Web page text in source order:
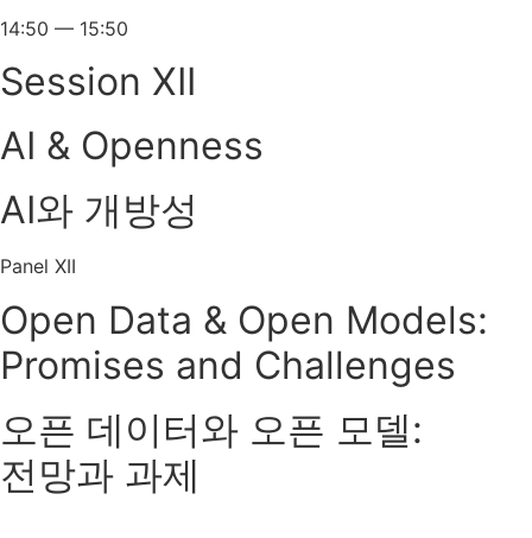
14:50 — 15:50
Session XII
AI & Openness
AI와 개방성
Panel XII
Open Data & Open Models:
Promises and Challenges
오픈 데이터와 오픈 모델:
전망과 과제